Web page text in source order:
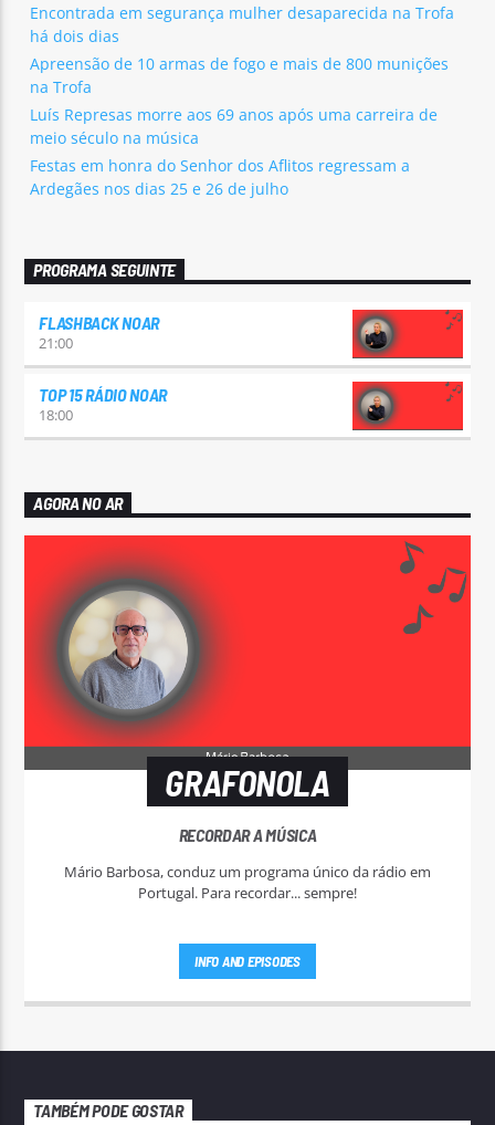
Encontrada em segurança mulher desaparecida na Trofa
há dois dias
Apreensão de 10 armas de fogo e mais de 800 munições
na Trofa
Luís Represas morre aos 69 anos após uma carreira de
meio século na música
Festas em honra do Senhor dos Aflitos regressam a
Ardegães nos dias 25 e 26 de julho
PROGRAMA SEGUINTE
FLASHBACK NOAR
21:00
TOP 15 RÁDIO NOAR
18:00
AGORA NO AR
GRAFONOLA
RECORDAR A MÚSICA
Mário Barbosa, conduz um programa único da rádio em
Portugal. Para recordar... sempre!
INFO AND EPISODES
TAMBÉM PODE GOSTAR